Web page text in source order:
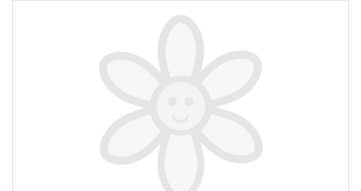
La boutique
Promotions et évènements
Calendrier horticole
Emplois